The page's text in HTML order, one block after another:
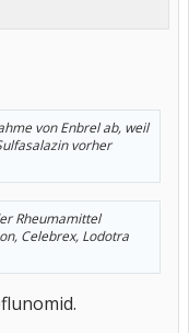
von Enbrel ab, weil
vorher
Rheumamittel
Celebrex, Lodotra